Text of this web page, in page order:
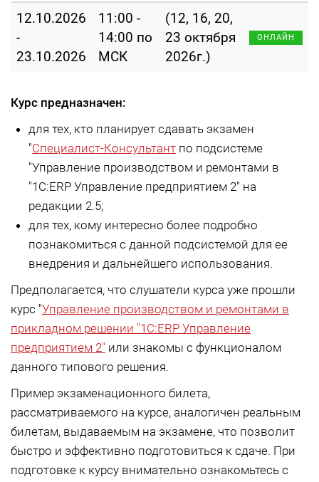
12.10.2026
-
23.10.2026
11:00 -
14:00 по
МСК
(12, 16, 20,
23 октября
2026г.)
ОНЛАЙН
Курс предназначен:
для тех, кто планирует сдавать экзамен
"Специалист-Консультант по подсистеме
"Управление производством и ремонтами в
"1С:ERP Управление предприятием 2" на
редакции 2.5;
для тех, кому интересно более подробно
познакомиться с данной подсистемой для ее
внедрения и дальнейшего использования.
Предполагается, что слушатели курса уже прошли
курс "Управление производством и ремонтами в
прикладном решении "1С:ERP Управление
предприятием 2" или знакомы с функционалом
данного типового решения.
Пример экзаменационного билета,
рассматриваемого на курсе, аналогичен реальным
билетам, выдаваемым на экзамене, что позволит
быстро и эффективно подготовиться к сдаче. При
подготовке к курсу внимательно ознакомьтесь с